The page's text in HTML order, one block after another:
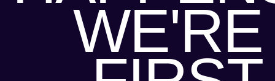
WE'RE